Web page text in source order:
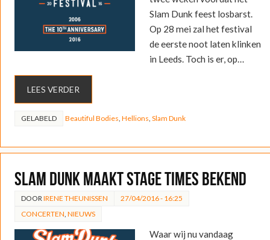
Slam Dunk feest losbarst.
Op 28 mei zal het festival
de eerste noot laten klinken
in Leeds. Toch is er, op…
LEES VERDER
GELABELD Beautiful Bodies Hellions Slam Dunk
Slam Dunk maakt stage times bekend
DOOR IRENE THEUNISSEN
27/04/2016 - 16:25
CONCERTEN NIEUWS
Waar wij nu vandaag